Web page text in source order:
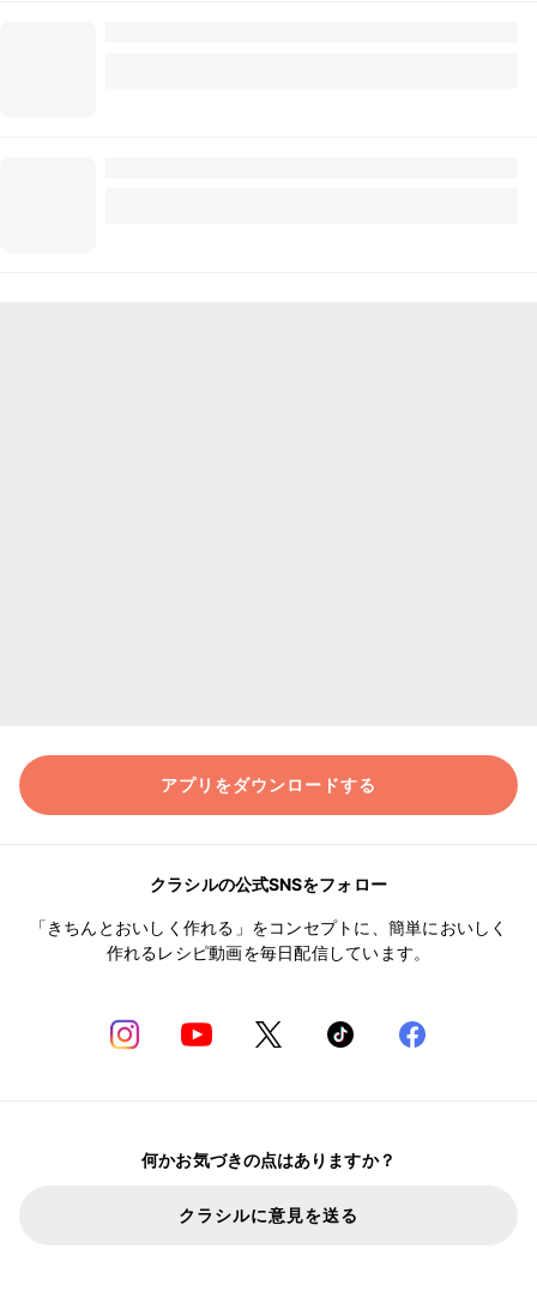
アプリをダウンロードする
クラシルの公式SNSをフォロー
「きちんとおいしく作れる」をコンセプトに、簡単においしく
作れるレシピ動画を毎日配信しています。
何かお気づきの点はありますか？
クラシルに意見を送る